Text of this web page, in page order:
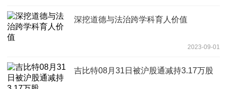
深挖道德与法治跨学科育人价值
2023-09-01
吉比特08月31日被沪股通减持3.17万股